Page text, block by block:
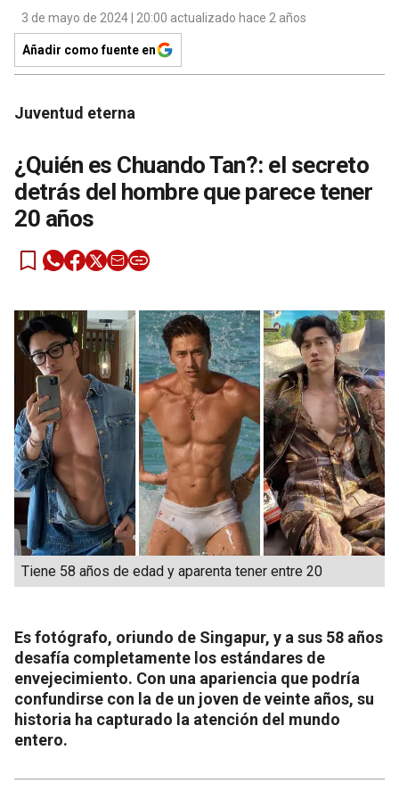
3 de mayo de 2024 | 20:00 actualizado hace 2 años
Añadir como fuente en
Juventud eterna
¿Quién es Chuando Tan?: el secreto
detrás del hombre que parece tener
20 años
Tiene 58 años de edad y aparenta tener entre 20
Es fotógrafo, oriundo de Singapur, y a sus 58 años
desafía completamente los estándares de
envejecimiento. Con una apariencia que podría
confundirse con la de un joven de veinte años, su
historia ha capturado la atención del mundo
entero.